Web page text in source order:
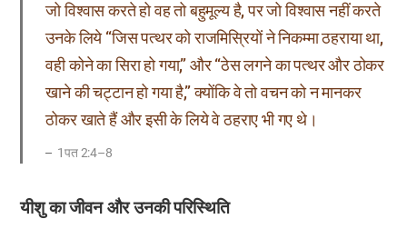
जो विश्वास करते हो वह तो बहुमूल्य है, पर जो विश्वास नहीं करते
उनके लिये “जिस पत्थर को राजमिस्रियों ने निकम्मा ठहराया था,
वही कोने का सिरा हो गया,” और “ठेस लगने का पत्थर और ठोकर
खाने की चट्टान हो गया है,” क्योंकि वे तो वचन को न मानकर
ठोकर खाते हैं और इसी के लिये वे ठहराए भी गए थे।
1पत 2:4–8
यीशु का जीवन और उनकी परिस्थिति